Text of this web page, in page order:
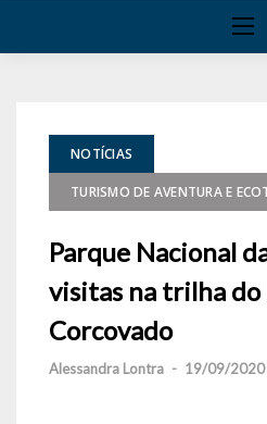
NOTÍCIAS
TURISMO DE AVENTURA E
Parque Nacional
visitas na trilha do
Corcovado
Alessandra Lontra - 19/09/2020